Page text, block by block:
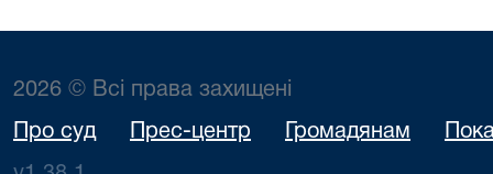
2026 © Всі права захищені
Про суд Прес-центр Громадянам